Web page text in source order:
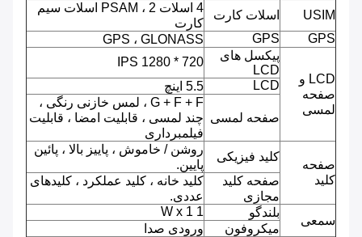
USIM
اسلات کارت
4 اسلات PSAM ، 2 اسلات سیم
کارت
GPS
GPS GPS ، GLONASS
LCD و
صفحه
لمسی
پیکسل های
LCD
720 * 1280 IPS
LCD
5.5 اینچ
صفحه لمسی
G + F + F ، لمس خازنی رنگی ،
چند لمسی ، قابلیت امضا ، قابلیت
فیلمبرداری
صفحه
کلید
کلید فیزیکی
روشن / خاموش ، پاییز بالا ، پائین
پایین.
صفحه کلید
مجازی
کلید خانه ، کلید عملکرد ، کلیدهای
عددی.
سمعی
بلندگو
1 W x 1
میکروفون
ورودی صدا